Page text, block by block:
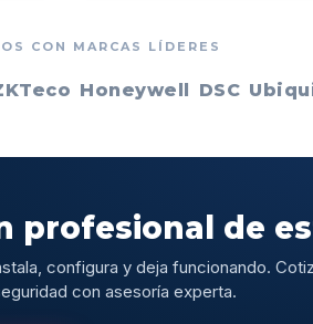
CON MARCAS LÍDERES
Honeywell DSC
profesional de
configura y deja funcionando.
con asesoría experta.